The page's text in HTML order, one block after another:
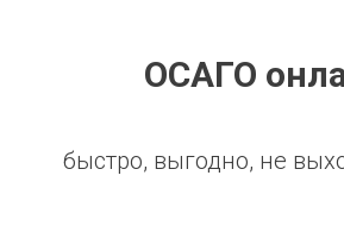
ОСАГО
быстро, выгодно, не